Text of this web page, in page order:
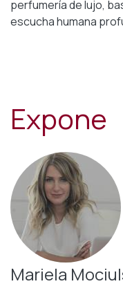
perfumería de lujo,
escucha humana
Expone
Mariela